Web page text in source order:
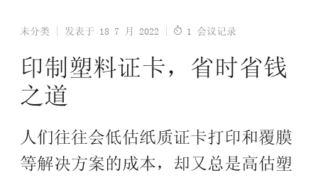
未分类 发表于 18 7 月 2022 1 会议记录
印制塑料证卡，省时省钱
之道
人们往往会低估纸质证卡打印和覆膜
等解决方案的成本，却又总是高估塑